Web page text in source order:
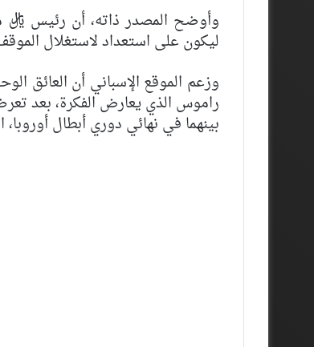
وأوضح المصدر ذاته، أن رئيس
ليكون على استعداد لاستغلال
وزعم الموقع الإسباني أن العائق
راموس الذي يعارض الفكرة، بعد
بينهما في نهائي دوري أبطال